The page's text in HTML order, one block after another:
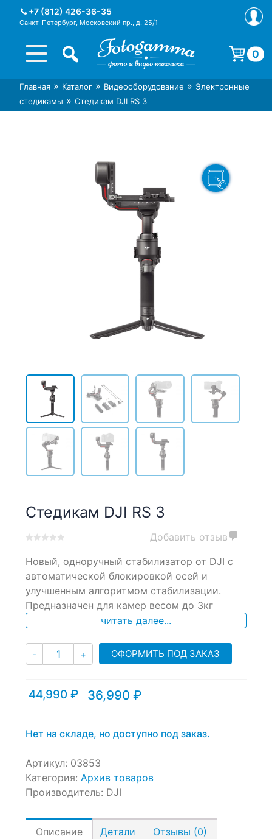
+7 (812) 426-36-35
Санкт-Петербург, Московский пр., д. 25/1
Интернет-магазин фототехники
Foto-Gamma в СПб
Магазин фотоаксессуаров foto-
gamma.ru
0
Корзина пуста.
Главная » Каталог » Видеооборудование » Электронные
стедикамы » Стедикам DJI RS 3
Стедикам DJI RS 3
out
on
customer
ratings
Добавить отзыв
Новый, одноручный стабилизатор от DJI с
автоматической блокировкой осей и
улучшенным алгоритмом стабилизации.
Предназначен для камер весом до 3кг
читать далее...
- Количество
+ ОФОРМИТЬ ПОД ЗАКАЗ
44,990₽
Первоначальная
44,990 ₽.
36,990 ₽
Текущая
Нет на складе, но доступно под заказ.
Артикул: 03853
Категория: Архив товаров
Производитель: DJI
Описание Детали Отзывы (0)